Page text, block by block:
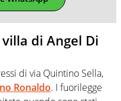
di Angel Di
di via Quintino Sella,
Ronaldo. I fuorilegge